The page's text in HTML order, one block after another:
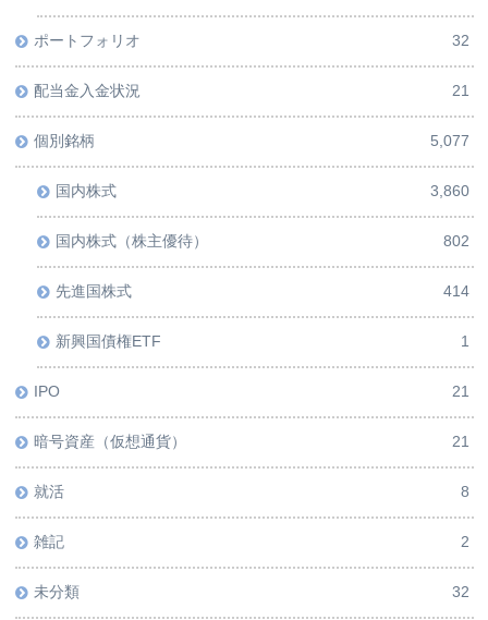
ポートフォリオ 32
配当金入金状況 21
個別銘柄 5,077
国内株式 3,860
国内株式（株主優待） 802
先進国株式 414
新興国債権ETF 1
IPO 21
暗号資産（仮想通貨） 21
就活 8
雑記 2
未分類 32